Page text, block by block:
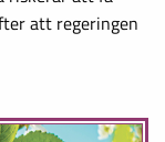
att regeringen